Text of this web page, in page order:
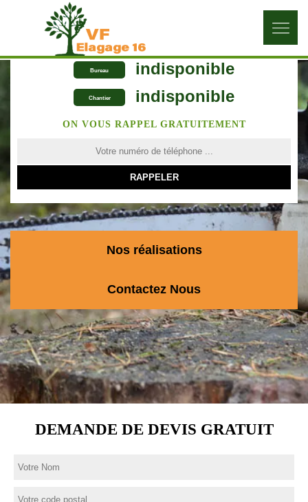
Bureau indisponible
Chantier indisponible
ON VOUS RAPPEL GRATUITEMENT
Nos réalisations
Contactez Nous
DEMANDE DE DEVIS GRATUIT